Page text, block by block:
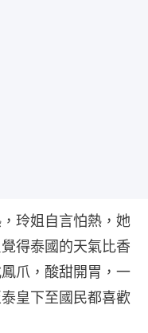
玲姐自言怕熱，她
得泰國的天氣比香
爪，酸甜開胃，一
皇下至國民都喜歡